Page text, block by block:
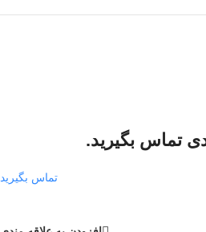
تماس بگیرید.
تماس بگیرید